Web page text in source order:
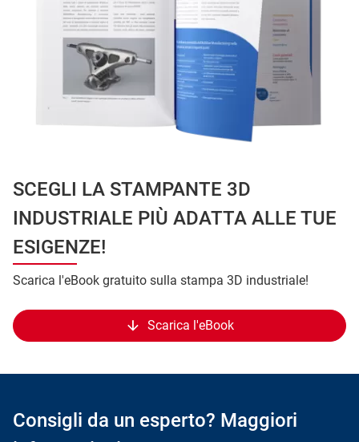
SCEGLI LA STAMPANTE 3D
INDUSTRIALE PIÙ ADATTA ALLE TUE
ESIGENZE!
Scarica l'eBook gratuito sulla stampa 3D industriale!
Scarica l'eBook
Consigli da un esperto? Maggiori